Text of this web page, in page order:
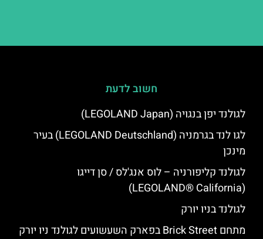
חשוב לדעת
לגולנד יפן בנגויה (LEGOLAND Japan)
לגו לנד בגרמניה (LEGOLAND Deutschland) בעיר
מינכן
לגולנד קליפורניה – לוס אנג'לס / סן דייגו
(LEGOLAND® California)
לגולנד בניו יורק
מתחם Brick Street בפארק השעשועים לגולנד ניו יורק